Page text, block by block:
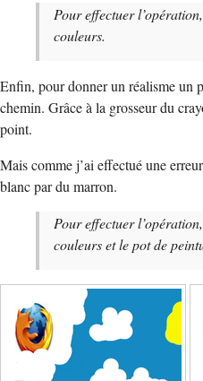
Pour effectuer
couleurs.
Enfin, pour donner un réalisme un
chemin. Grâce à la grosseur du
point.
Mais comme j’ai effectué une
blanc par du marron.
Pour effectuer
couleurs et le pot de